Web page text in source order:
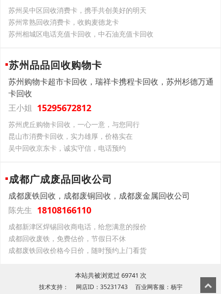
苏州吴中区回收消费卡，携手共创美好的明天
苏州常熟回收消费卡，收购麦德龙卡
苏州相城区电话充值卡回收，中石油充值卡回收
苏州品品回收购物卡
苏州购物卡超市卡回收，瑞祥卡携程卡回收，苏州杉德万通
卡回收
王小姐 15295672812
苏州虎丘购物卡回收，一心一意，与您同行
昆山市消费卡回收，实力雄厚，价格实在
吴中回收京东卡，诚实守信，电话预约
成都广成废品回收公司
成都废铁回收，成都废铜回收，成都废金属回收公司
陈先生 18108166110
成都新津区焊锡回收商电话，给您满意的报价
成都回收废铁，免费估价，节假日不休
成都废铁回收价格今日价，随时预约上门看货
本站共被浏览过 69741 次
技术支持： 网店ID：35231743 百业网客服：杨宇